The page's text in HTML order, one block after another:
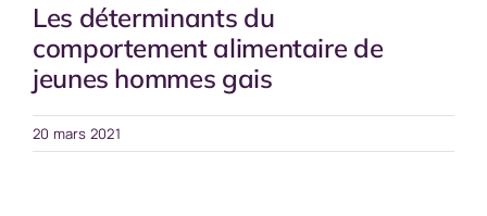
Les déterminants du
comportement alimentaire de
jeunes hommes gais
20 mars 2021